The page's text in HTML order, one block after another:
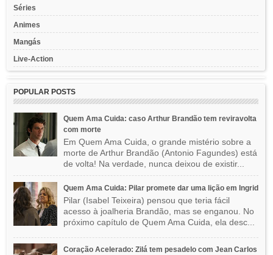
Séries
Animes
Mangás
Live-Action
POPULAR POSTS
Quem Ama Cuida: caso Arthur Brandão tem reviravolta
com morte
Em Quem Ama Cuida, o grande mistério sobre a
morte de Arthur Brandão (Antonio Fagundes) está
de volta! Na verdade, nunca deixou de existir...
Quem Ama Cuida: Pilar promete dar uma lição em Ingrid
Pilar (Isabel Teixeira) pensou que teria fácil
acesso à joalheria Brandão, mas se enganou. No
próximo capítulo de Quem Ama Cuida, ela desc...
Coração Acelerado: Zilá tem pesadelo com Jean Carlos